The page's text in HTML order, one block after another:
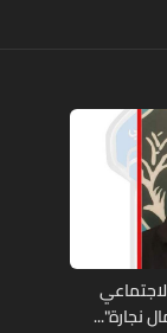
نجارة"...